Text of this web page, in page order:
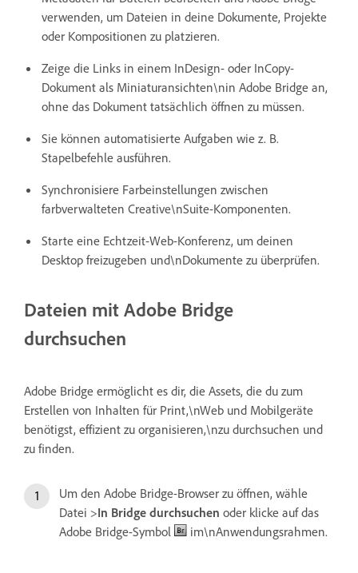
verwenden, um Dateien in deine Dokumente, Projekte
oder Kompositionen zu platzieren.
Zeige die Links in einem InDesign- oder InCopy-
Dokument als Miniaturansichten\nin Adobe Bridge an,
ohne das Dokument tatsächlich öffnen zu müssen.
Sie können automatisierte Aufgaben wie z. B.
Stapelbefehle ausführen.
Synchronisiere Farbeinstellungen zwischen
farbverwalteten Creative\nSuite-Komponenten.
Starte eine Echtzeit-Web-Konferenz, um deinen
Desktop freizugeben und\nDokumente zu überprüfen.
Dateien mit Adobe Bridge
durchsuchen
Adobe Bridge ermöglicht es dir, die Assets, die du zum
Erstellen von Inhalten für Print,\nWeb und Mobilgeräte
benötigst, effizient zu organisieren,\nzu durchsuchen und
zu finden.
Um den Adobe Bridge-Browser zu öffnen, wähle
Datei >In Bridge durchsuchen oder klicke auf das
Adobe Bridge-Symbol
im\nAnwendungsrahmen.